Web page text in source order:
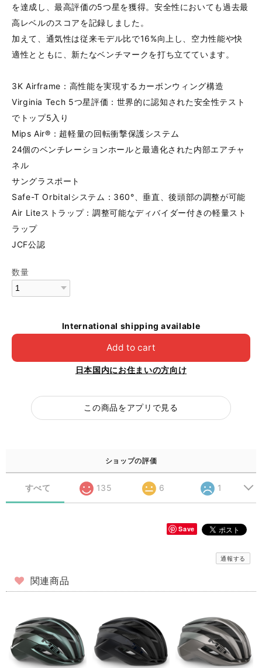
を達成し、最高評価の5つ星を獲得。安全性においても過去最
高レベルのスコアを記録しました。
加えて、通気性は従来モデル比で16%向上し、空力性能や快
適性とともに、新たなベンチマークを打ち立てています。
3K Airframe：高性能を実現するカーボンウィング構造
Virginia Tech 5つ星評価：世界的に認知された安全性テスト
でトップ5入り
Mips Air®：超軽量の回転衝撃保護システム
24個のベンチレーションホールと最適化された内部エアチャ
ネル
サングラスポート
Safe-T Orbitalシステム：360°、垂直、後頭部の調整が可能
Air Liteストラップ：調整可能なディバイダー付きの軽量スト
ラップ
JCF公認
数量
International shipping available
Add to cart
日本国内にお住まいの方向け
この商品をアプリで見る
ショップの評価
すべて 135 6 1
Save
通報する
関連商品